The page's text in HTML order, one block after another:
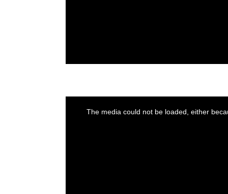
The media could not be loaded, either